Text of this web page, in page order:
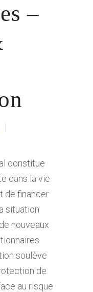
–
constitue
dans la vie
de financer
situation
nouveaux
soulève
de
au risque